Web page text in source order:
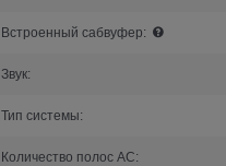
Встроенный сабвуфер:
Звук:
Тип системы:
Количество полос AC: